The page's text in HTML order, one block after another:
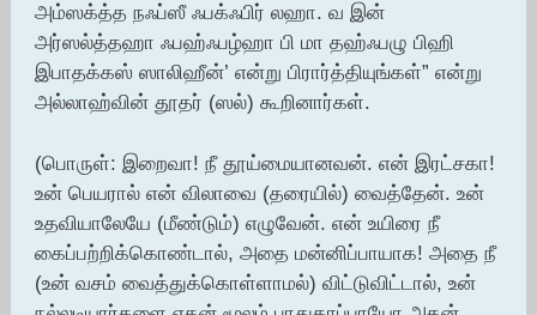
அம்ஸக்த்த நஃப்ஸீ ஃபக்ஃபிர் லஹா. வ இன்
அர்ஸல்த்தஹா ஃபஹ்ஃபழ்ஹா பி மா தஹ்ஃபழு பிஹி
இபாதக்கஸ் ஸாலிஹீன்’ என்று பிரார்த்தியுங்கள்” என்று
அல்லாஹ்வின் தூதர் (ஸல்) கூறினார்கள்.
(பொருள்: இறைவா! நீ தூய்மையானவன். என் இரட்சகா!
உன் பெயரால் என் விலாவை (தரையில்) வைத்தேன். உன்
உதவியாலேயே (மீண்டும்) எழுவேன். என் உயிரை நீ
கைப்பற்றிக்கொண்டால், அதை மன்னிப்பாயாக! அதை நீ
(உன் வசம் வைத்துக்கொள்ளாமல்) விட்டுவிட்டால், உன்